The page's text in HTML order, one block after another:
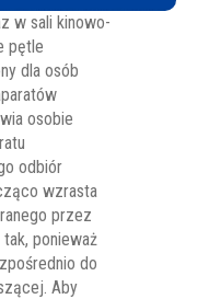
w sali kinowo-
pętle
dla osób
osobie
odbiór
wzrasta
przez
ponieważ
do
Aby